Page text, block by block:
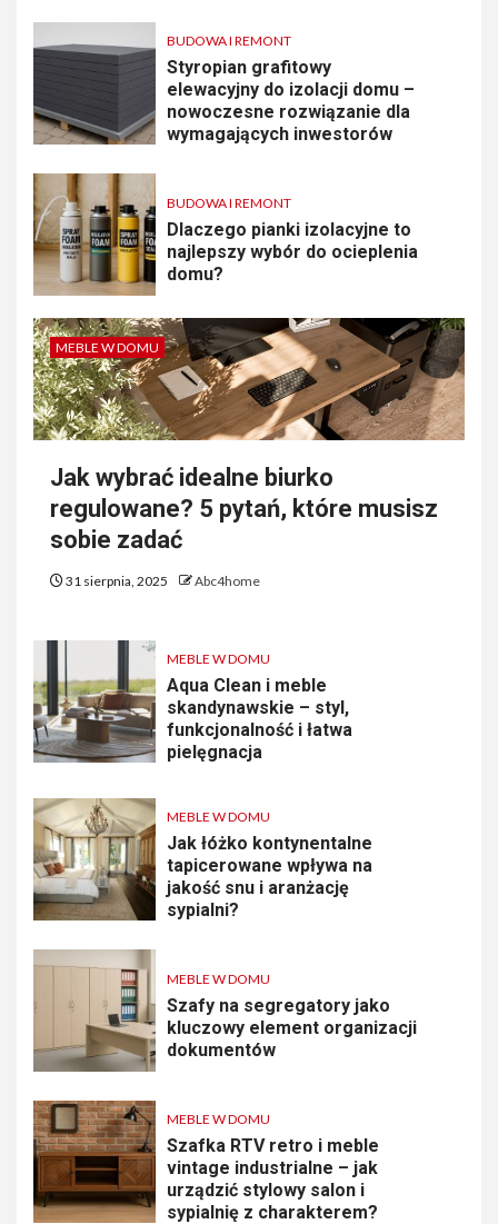
BUDOWA I REMONT
Styropian grafitowy
elewacyjny do izolacji domu –
nowoczesne rozwiązanie dla
wymagających inwestorów
BUDOWA I REMONT
Dlaczego pianki izolacyjne to
najlepszy wybór do ocieplenia
domu?
MEBLE W DOMU
Jak wybrać idealne biurko
regulowane? 5 pytań, które musisz
sobie zadać
31 sierpnia, 2025 Abc4home
MEBLE W DOMU
Aqua Clean i meble
skandynawskie – styl,
funkcjonalność i łatwa
pielęgnacja
MEBLE W DOMU
Jak łóżko kontynentalne
tapicerowane wpływa na
jakość snu i aranżację
sypialni?
MEBLE W DOMU
Szafy na segregatory jako
kluczowy element organizacji
dokumentów
MEBLE W DOMU
Szafka RTV retro i meble
vintage industrialne – jak
urządzić stylowy salon i
sypialnię z charakterem?